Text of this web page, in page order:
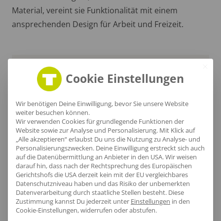
Material, vereint sie Funktionalität mit einem
ansprechenden Design für Arbeit und Freizeit.
Stylischer Nackenbereich
Die dichte Polsterung im Nackenbereich bietet nicht
Cookie Einstellungen
Wir benötigen Deine Einwilligung, bevor Sie unsere Website
weiter besuchen können.
Wir verwenden Cookies für grundlegende Funktionen der
Website sowie zur Analyse und Personalisierung. Mit Klick auf
„Alle akzeptieren“ erlaubst Du uns die Nutzung zu Analyse- und
Personalisierungszwecken. Deine Einwilligung erstreckt sich auch
auf die Datenübermittlung an Anbieter in den USA. Wir weisen
darauf hin, dass nach der Rechtsprechung des Europäischen
Gerichtshofs die USA derzeit kein mit der EU vergleichbares
Datenschutzniveau haben und das Risiko der unbemerkten
Datenverarbeitung durch staatliche Stellen besteht. Diese
Zustimmung kannst Du jederzeit unter Einstellungen in den
Cookie-Einstellungen, widerrufen oder abstufen.